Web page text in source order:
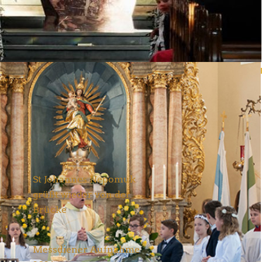
Neueste Nachrichten
St Johannes Nepomuk
grüßt wieder von der
Brücke
Aktuelles 28. Juni 2026
Messdiener Aufnahme